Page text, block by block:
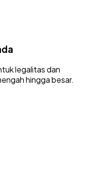
legalitas dan
hingga besar.